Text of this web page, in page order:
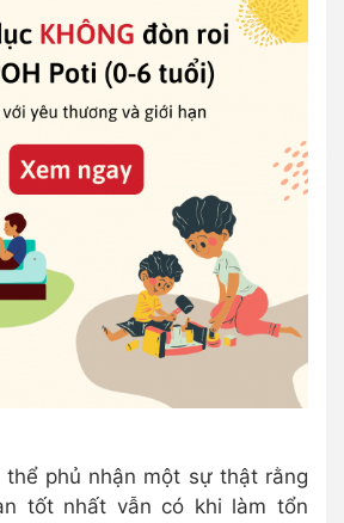
thể phủ nhận một sự thật rằng
tốt nhất vẫn có khi làm tổn